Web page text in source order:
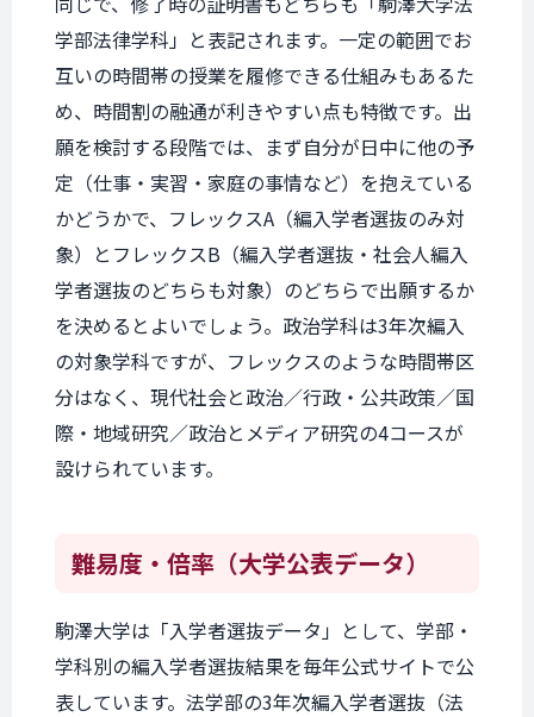
学部法律学科」と表記されます。一定の範囲でお
互いの時間帯の授業を履修できる仕組みもあるた
め、時間割の融通が利きやすい点も特徴です。出
願を検討する段階では、まず自分が日中に他の予
定（仕事・実習・家庭の事情など）を抱えている
かどうかで、フレックスA（編入学者選抜のみ対
象）とフレックスB（編入学者選抜・社会人編入
学者選抜のどちらも対象）のどちらで出願するか
を決めるとよいでしょう。政治学科は3年次編入
の対象学科ですが、フレックスのような時間帯区
分はなく、現代社会と政治／行政・公共政策／国
際・地域研究／政治とメディア研究の4コースが
設けられています。
難易度・倍率 （大学公表データ）
駒澤大学は「入学者選抜データ」として、学部・
学科別の編入学者選抜結果を毎年公式サイトで公
表しています。法学部の3年次編入学者選抜（法